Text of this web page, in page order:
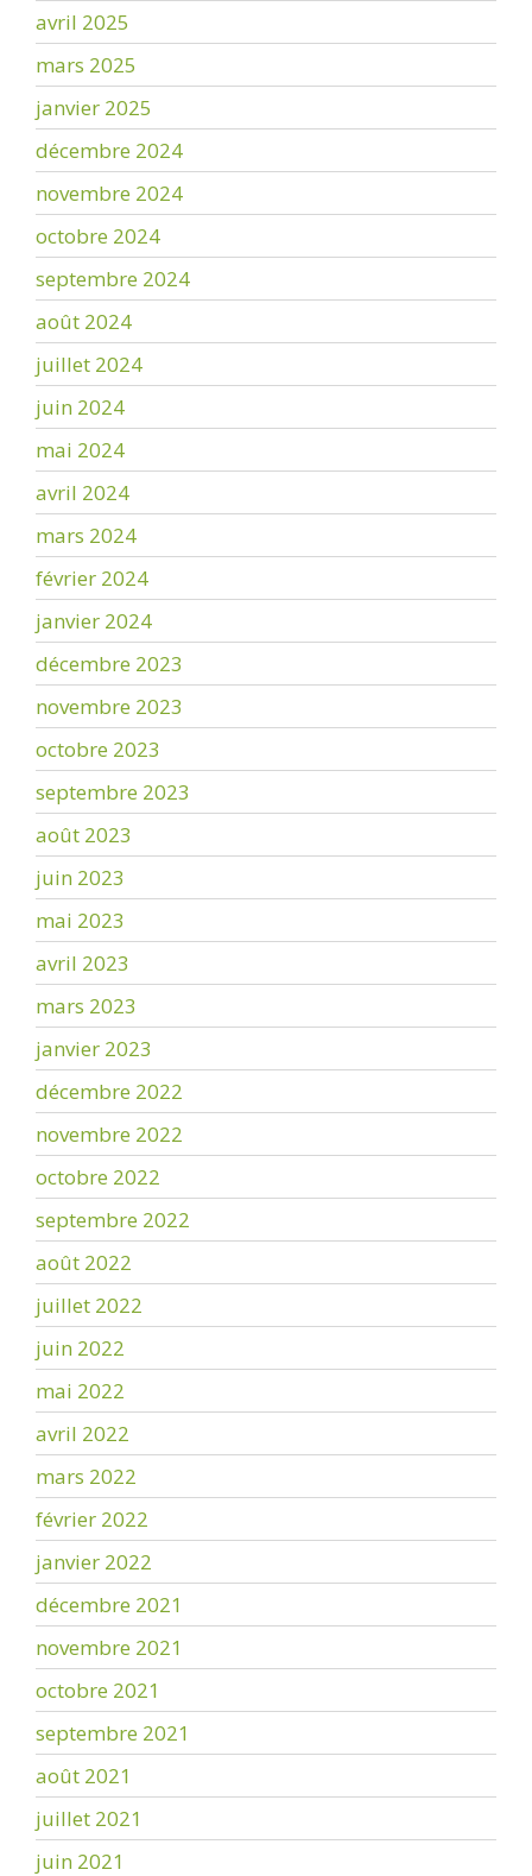
avril 2025
mars 2025
janvier 2025
décembre 2024
novembre 2024
octobre 2024
septembre 2024
août 2024
juillet 2024
juin 2024
mai 2024
avril 2024
mars 2024
février 2024
janvier 2024
décembre 2023
novembre 2023
octobre 2023
septembre 2023
août 2023
juin 2023
mai 2023
avril 2023
mars 2023
janvier 2023
décembre 2022
novembre 2022
octobre 2022
septembre 2022
août 2022
juillet 2022
juin 2022
mai 2022
avril 2022
mars 2022
février 2022
janvier 2022
décembre 2021
novembre 2021
octobre 2021
septembre 2021
août 2021
juillet 2021
juin 2021